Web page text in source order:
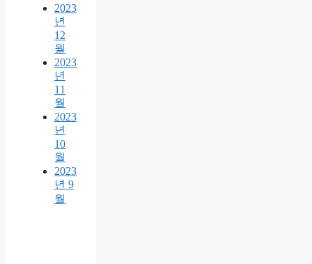
2023
년
12
월
2023
년
11
월
2023
년
10
월
2023
년 9
월